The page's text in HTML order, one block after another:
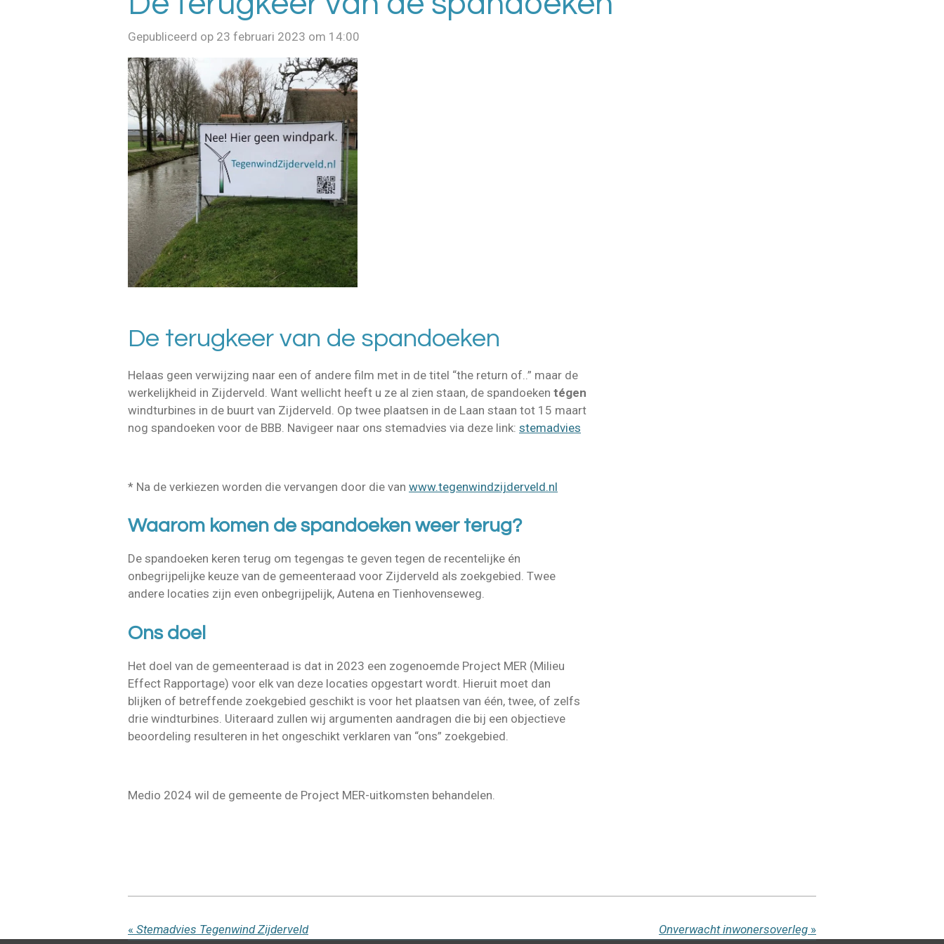
Gepubliceerd op 23 februari 2023 om 14:00
De terugkeer van de spandoeken
Helaas geen verwijzing naar een of andere film met in de titel “the return of..” maar de
werkelijkheid in Zijderveld. Want wellicht heeft u ze al zien staan, de spandoeken tégen
windturbines in de buurt van Zijderveld. Op twee plaatsen in de Laan staan tot 15 maart
nog spandoeken voor de BBB. Navigeer naar ons stemadvies via deze link: stemadvies
* Na de verkiezen worden die vervangen door die van www.tegenwindzijderveld.nl
Waarom komen de spandoeken weer terug?
De spandoeken keren terug om tegengas te geven tegen de recentelijke én
onbegrijpelijke keuze van de gemeenteraad voor Zijderveld als zoekgebied. Twee
andere locaties zijn even onbegrijpelijk, Autena en Tienhovenseweg.
Ons doel
Het doel van de gemeenteraad is dat in 2023 een zogenoemde Project MER (Milieu
Effect Rapportage) voor elk van deze locaties opgestart wordt. Hieruit moet dan
blijken of betreffende zoekgebied geschikt is voor het plaatsen van één, twee, of zelfs
drie windturbines. Uiteraard zullen wij argumenten aandragen die bij een objectieve
beoordeling resulteren in het ongeschikt verklaren van “ons” zoekgebied.
Medio 2024 wil de gemeente de Project MER-uitkomsten behandelen.
« Stemadvies Tegenwind Zijderveld Onverwacht inwonersoverleg »